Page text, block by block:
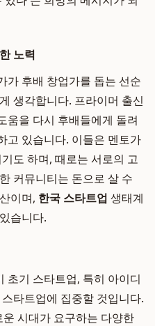
노력
가 후배 창업가를 돕는 선순
생각합니다. 프라이머 출신
움을 다시 후배들에게 돌려
고 있습니다. 이들은 멘토가
도 하며, 때로는 서로의 고
커뮤니티는 돈으로 살 수
이며, 한국 스타트업 생태계
습니다.
초기 스타트업, 특히 아이디
타트업에 집중할 것입니다.
시대가 요구하는 다양한